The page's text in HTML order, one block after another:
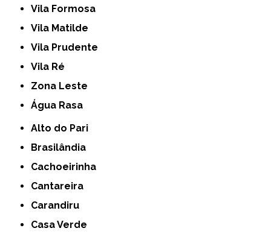
Vila Formosa
Vila Matilde
Vila Prudente
Vila Ré
Zona Leste
Água Rasa
Alto do Pari
Brasilândia
Cachoeirinha
Cantareira
Carandiru
Casa Verde